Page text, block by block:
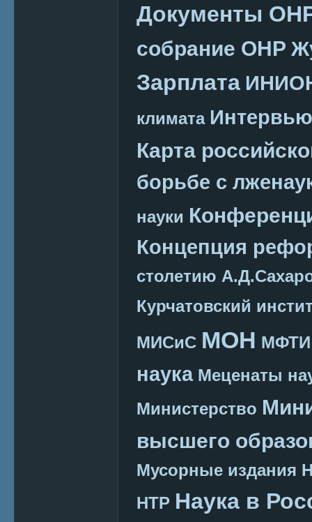
Документы
собрание ОНР
Зарплата
климата Интервью
Карта
борьбе с
науки
Концепция
столетию
Курчатовский
МИСиС МОН МФТИ
наука Меценаты
Министерство
высшего
Мусорные издания
НТР Наука в